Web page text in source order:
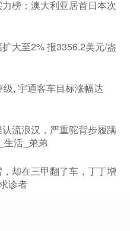
榜：澳大利亚居首日本次
大至2% 报3356.2美元/盎
, 宇通客车目标涨幅达
流浪汉，严重驼背步履蹒
生活_弟弟
却在三甲翻了车，丁丁增
诊者